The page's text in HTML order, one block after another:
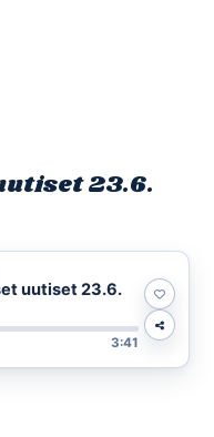
23.6.
uutiset 23.6.
3:41